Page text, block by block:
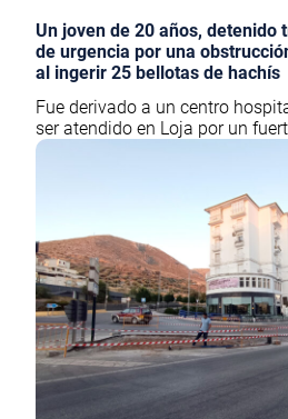
Un joven de 20 años, detenido
de urgencia por una
al ingerir 25 bellotas de hachís
Fue derivado a un centro
ser atendido en Loja por un